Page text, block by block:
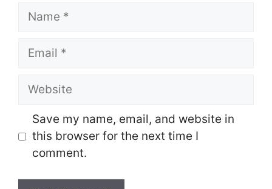
Name
Email
Website
Save my name, email, and website in
this browser for the next time I
comment.